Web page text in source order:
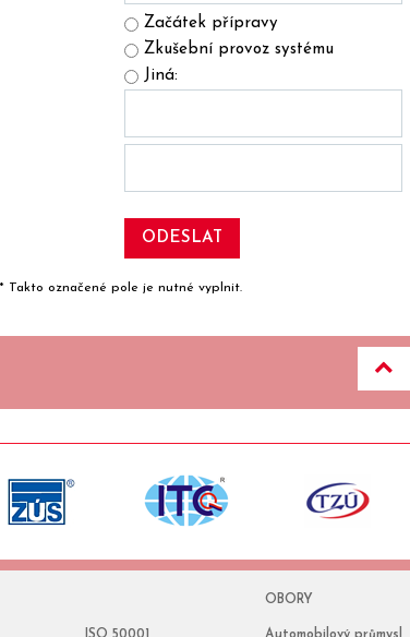
Začátek přípravy
Zkušební provoz systému
Jiná:
* Takto označené pole je nutné vyplnit.
ISO 50001
OBORY
Automobilový průmysl